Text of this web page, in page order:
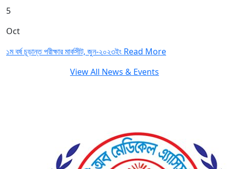
5
Oct
১ম বর্ষ চূড়ান্ত পরীক্ষার মার্কসীট, জুন-২০২৩ইং Read More
View All News & Events